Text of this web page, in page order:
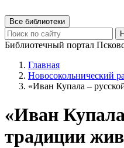
Все библиотеки
Библиотечный портал
Главная
Новосокольнический
«Иван Купала –
«Иван
традиции